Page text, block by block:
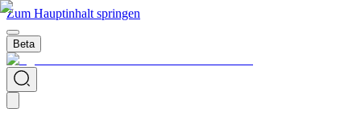
Zum Hauptinhalt springen
Beta